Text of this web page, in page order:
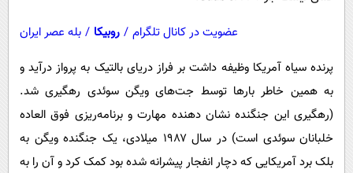
عضویت در کانال تلگرام / روبیکا / بله عصر ایران
پرنده سیاه آمریکا وظیفه داشت بر فراز دریای بالتیک به پرواز درآید و
به همین خاطر بارها توسط جت‌های ویگن سوئدی رهگیری شد.
(رهگیری این جنگنده نشان دهنده مهارت و برنامه‌ریزی فوق العاده
خلبانان سوئدی است) در سال ۱۹۸۷ میلادی، یک جنگنده ویگن به
بلک برد آمریکایی که دچار انفجار پیشرانه شده بود کمک کرد و آن را به